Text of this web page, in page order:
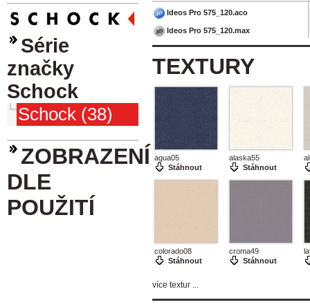
Série
značky
Schock
Schock (38)
ZOBRAZENÍ
DLE
POUŽITÍ
Ideos Pro 575_120.aco
Ideos Pro 575_120.max
TEXTURY
agua05
Stáhnout
alaska55
Stáhnout
colorado08
Stáhnout
croma49
Stáhnout
více textur ...